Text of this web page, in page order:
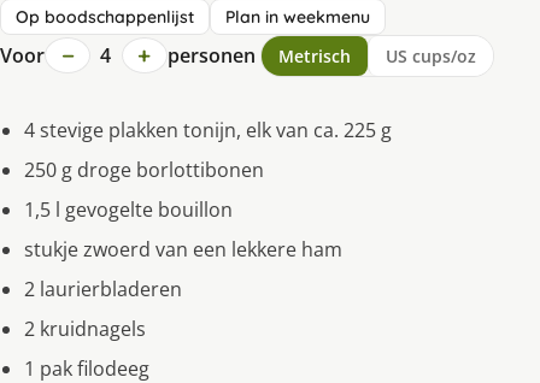
Op boodschappenlijst Plan in weekmenu
Voor − 4 + personen Metrisch US cups/oz
4 stevige plakken tonijn, elk van ca. 225 g
250 g droge borlottibonen
1,5 l gevogelte bouillon
stukje zwoerd van een lekkere ham
2 laurierbladeren
2 kruidnagels
1 pak filodeeg